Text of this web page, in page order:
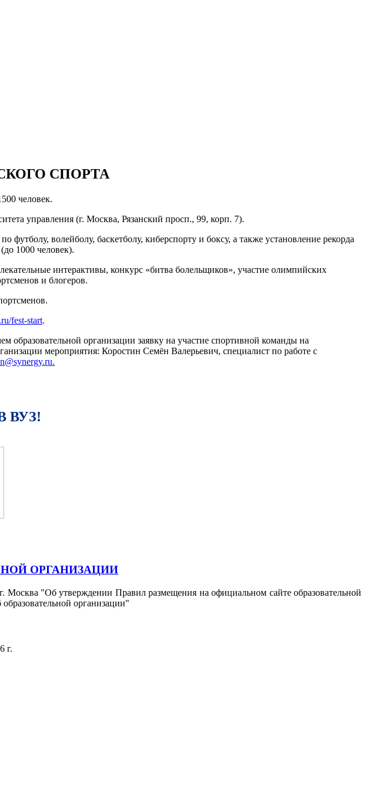
СПОРТА
человек.
управления (г. Москва, Рязанский просп., 99, корп. 7).
футболу, волейболу, баскетболу, киберспорту и боксу, а также установление рекорда
1000 человек).
интерактивы, конкурс «битва болельщиков», участие олимпийских
и блогеров.
fest-start.
организации заявку на участие спортивной команды на
мероприятия: Коростин Семён Валерьевич, специалист по работе с
.
ВУЗ!
ОРГАНИЗАЦИИ
Москва "Об утверждении Правил размещения на официальном сайте образовательной
организации"
г.